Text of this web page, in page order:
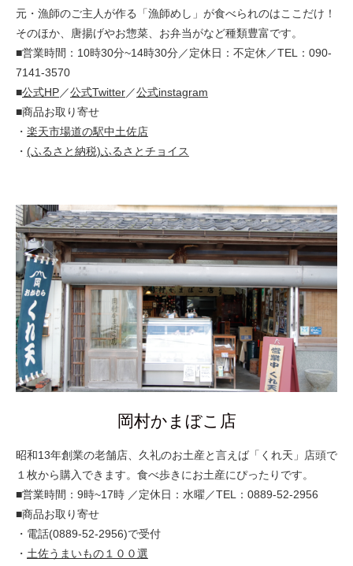
元・漁師のご主人が作る「漁師めし」が食べられのはここだけ！
そのほか、唐揚げやお惣菜、お弁当がなど種類豊富です。
■営業時間：10時30分~14時30分／定休日：不定休／TEL：090-
7141-3570
■公式HP／公式Twitter／公式instagram
■商品お取り寄せ
・ 楽天市場道の駅中土佐店
・ (ふるさと納税)ふるさとチョイス
岡村かまぼこ店
昭和13年創業の老舗店、久礼のお土産と言えば「くれ天」店頭で
１枚から購入できます。食べ歩きにお土産にぴったりです。
■営業時間：9時~17時 ／定休日：水曜／TEL：0889-52-2956
■商品お取り寄せ
・電話(0889-52-2956)で受付
・ 土佐うまいもの１００選